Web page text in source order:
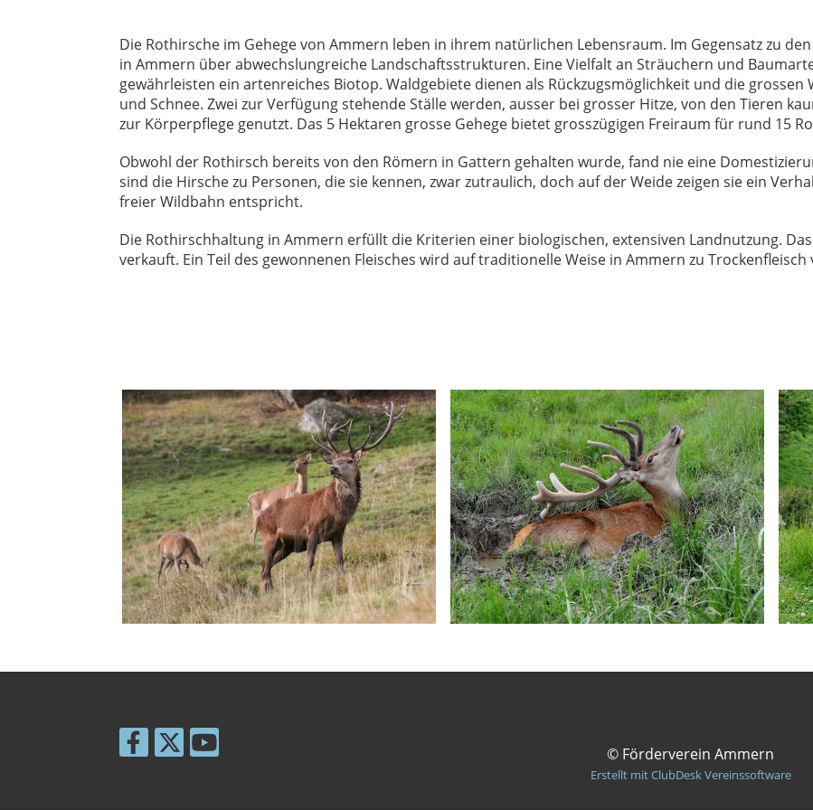
Die Rothirsche im Gehege von Ammern leben in ihrem natürlichen Lebensraum. Im Gegensatz zu
in Ammern über abwechslungreiche Landschaftsstrukturen. Eine Vielfalt an Sträuchern und
gewährleisten ein artenreiches Biotop. Waldgebiete dienen als Rückzugsmöglichkeit und die grossen
und Schnee. Zwei zur Verfügung stehende Ställe werden, ausser bei grosser Hitze, von den Tieren
zur Körperpflege genutzt. Das 5 Hektaren grosse Gehege bietet grosszügigen Freiraum für rund 15
Obwohl der Rothirsch bereits von den Römern in Gattern gehalten wurde, fand nie eine
sind die Hirsche zu Personen, die sie kennen, zwar zutraulich, doch auf der Weide zeigen sie ein
freier Wildbahn entspricht.
Die Rothirschhaltung in Ammern erfüllt die Kriterien einer biologischen, extensiven Landnutzung.
verkauft. Ein Teil des gewonnenen Fleisches wird auf traditionelle Weise in Ammern zu
© Förderverein Ammern
Erstellt mit ClubDesk Vereinssoftware